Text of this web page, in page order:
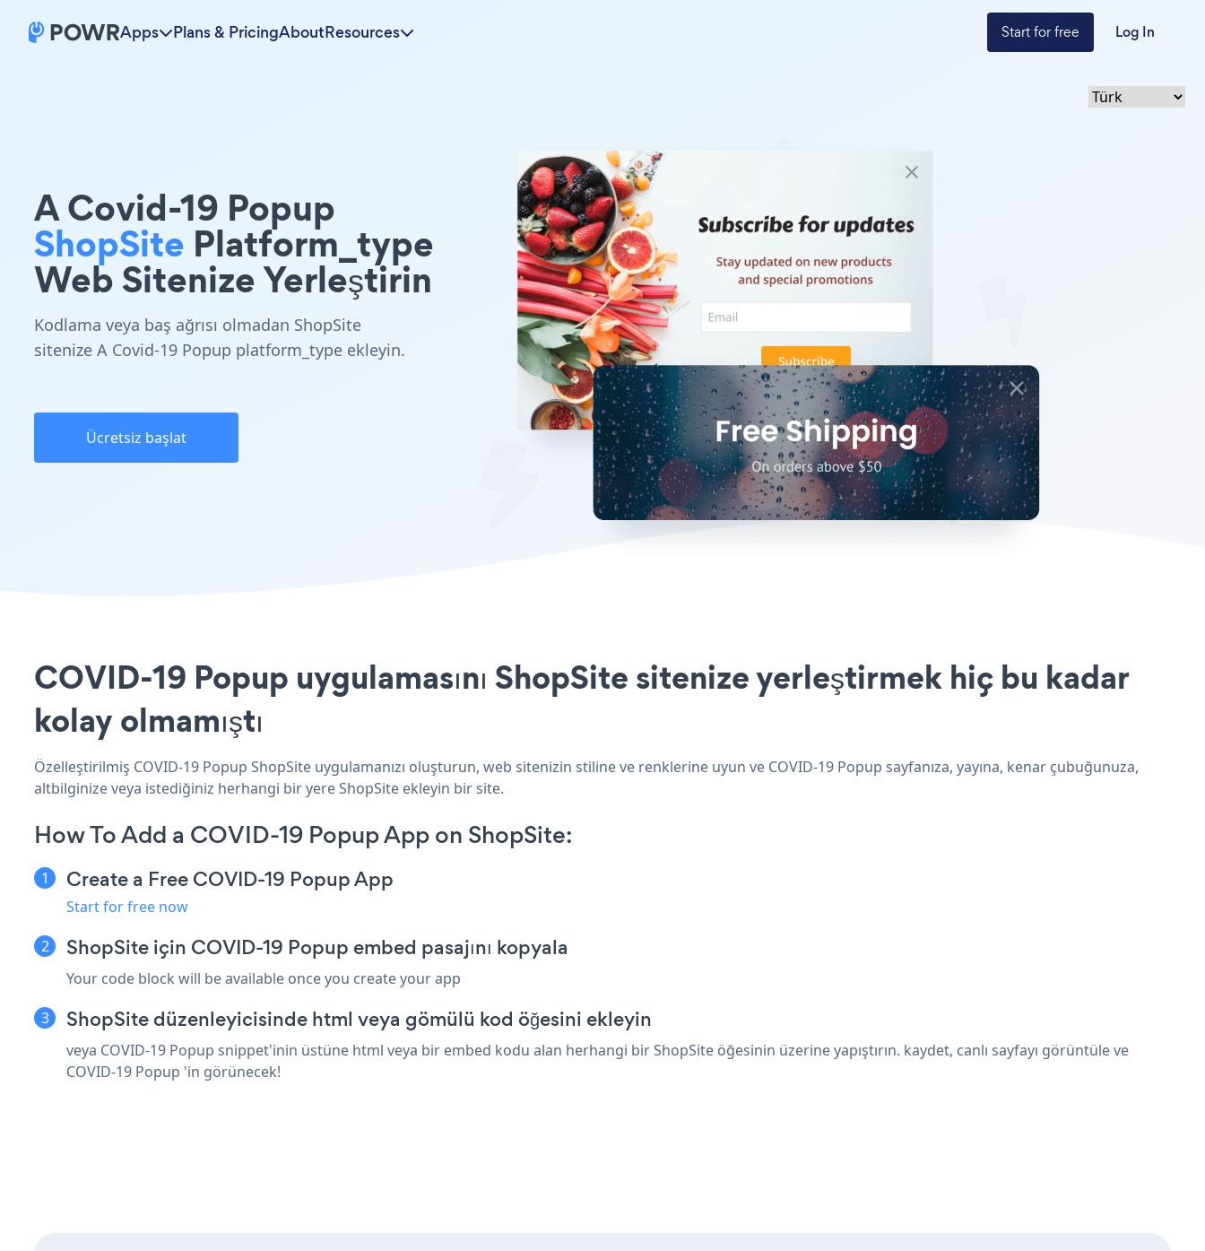
Apps Plans & PricingAboutResources Start for free Log In
A Covid-19 Popup
ShopSite Platform_type
Web Sitenize Yerleştirin
Kodlama veya baş ağrısı olmadan ShopSite
sitenize A Covid-19 Popup platform_type ekleyin.
Ücretsiz başlat
COVID-19 Popup uygulamasını ShopSite sitenize yerleştirmek hiç bu kadar
kolay olmamıştı
Özelleştirilmiş COVID-19 Popup ShopSite uygulamanızı oluşturun, web sitenizin stiline ve renklerine uyun ve COVID-19 Popup sayfanıza, yayına, kenar çubuğunuza,
altbilginize veya istediğiniz herhangi bir yere ShopSite ekleyin bir site.
How To Add a COVID-19 Popup App on ShopSite:
Create a Free COVID-19 Popup App
Start for free now
ShopSite için COVID-19 Popup embed pasajını kopyala
Your code block will be available once you create your app
ShopSite düzenleyicisinde html veya gömülü kod öğesini ekleyin
veya COVID-19 Popup snippet'inin üstüne html veya bir embed kodu alan herhangi bir ShopSite öğesinin üzerine yapıştırın. kaydet, canlı sayfayı görüntüle ve
COVID-19 Popup 'in görünecek!